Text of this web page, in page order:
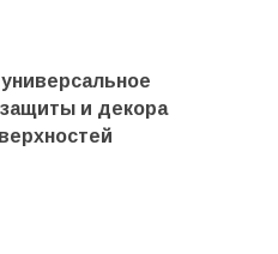
и декора